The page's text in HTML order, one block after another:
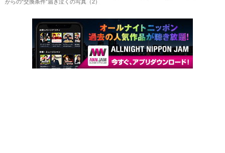
からの“交換条件”届き泣くの写真（2）